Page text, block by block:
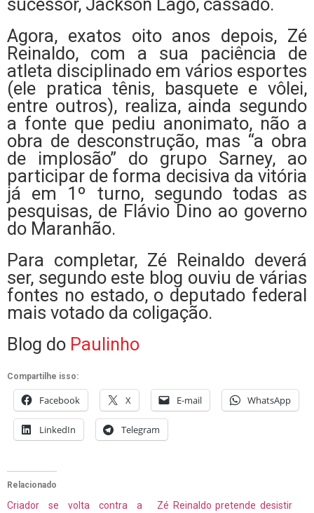
sucessor, Jackson Lago, cassado.
Agora, exatos oito anos depois, Zé
Reinaldo, com a sua paciência de
atleta disciplinado em vários esportes
(ele pratica tênis, basquete e vôlei,
entre outros), realiza, ainda segundo
a fonte que pediu anonimato, não a
obra de desconstrução, mas “a obra
de implosão” do grupo Sarney, ao
participar de forma decisiva da vitória
já em 1º turno, segundo todas as
pesquisas, de Flávio Dino ao governo
do Maranhão.
Para completar, Zé Reinaldo deverá
ser, segundo este blog ouviu de várias
fontes no estado, o deputado federal
mais votado da coligação.
Blog do Paulinho
Compartilhe isso:
Facebook X E-mail WhatsApp
LinkedIn Telegram
Relacionado
Criador se volta contra a
Zé Reinaldo pretende desistir